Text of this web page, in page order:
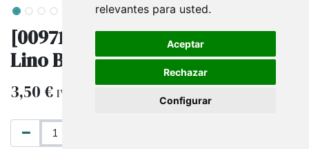
relevantes para usted.
Aceptar
Rechazar
Configurar
[009710] Expositor de Collares de
Lino Beige 7.5X12.5X16cm
3,50€ IVA excluido